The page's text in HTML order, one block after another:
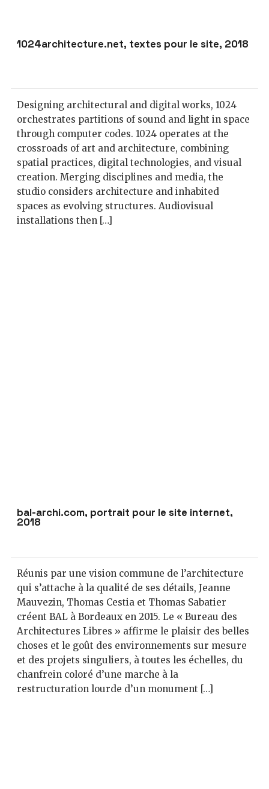
1024architecture.net, textes pour le site, 2018
Designing architectural and digital works, 1024
orchestrates partitions of sound and light in space
through computer codes. 1024 operates at the
crossroads of art and architecture, combining
spatial practices, digital technologies, and visual
creation. Merging disciplines and media, the
studio considers architecture and inhabited
spaces as evolving structures. Audiovisual
installations then […]
bal-archi.com, portrait pour le site internet,
2018
Réunis par une vision commune de l’architecture
qui s’attache à la qualité de ses détails, Jeanne
Mauvezin, Thomas Cestia et Thomas Sabatier
créent BAL à Bordeaux en 2015. Le « Bureau des
Architectures Libres » affirme le plaisir des belles
choses et le goût des environnements sur mesure
et des projets singuliers, à toutes les échelles, du
chanfrein coloré d’une marche à la
restructuration lourde d’un monument […]